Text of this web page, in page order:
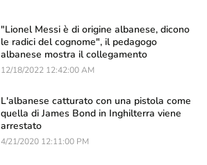
"Lionel Messi è di origine albanese, dicono
le radici del cognome", il pedagogo
albanese mostra il collegamento
12/18/2022 12:42:00 AM
L'albanese catturato con una pistola come
quella di James Bond in Inghilterra viene
arrestato
4/21/2020 12:11:00 PM